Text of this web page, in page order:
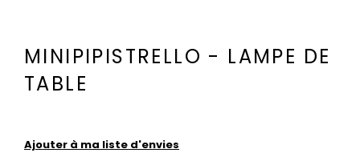
MINIPIPISTRELLO - LAMPE DE
TABLE
Ajouter à ma liste d'envies